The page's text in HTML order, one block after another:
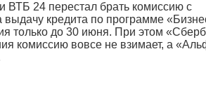
ВТБ 24 перестал брать комиссию с
выдачу кредита по программе
только до 30 июня. При этом
комиссию вовсе не взимает, а